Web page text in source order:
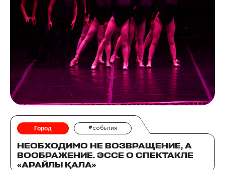
Город #события
НЕОБХОДИМО НЕ ВОЗВРАЩЕНИЕ, А
ВООБРАЖЕНИЕ. ЭССЕ О СПЕКТАКЛЕ
«АРАЙЛЫ ҚАЛА»